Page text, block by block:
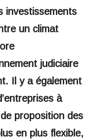
investissements
un climat
judiciaire
Il y a également
à
proposition des
en plus flexible,